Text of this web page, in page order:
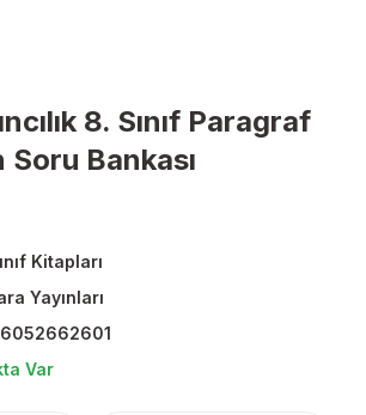
8. Sınıf Paragraf
Bankası
Kitapları
Yayınları
Var